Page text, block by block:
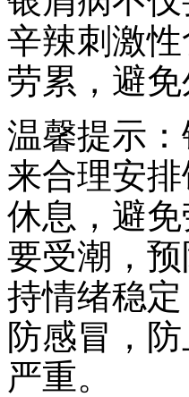
辛辣刺激
劳累，避
温馨提示
来合理安
休息，避
要受潮，
持情绪稳
防感冒，
严重。